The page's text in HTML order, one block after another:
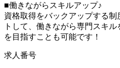
■働きながらスキルアップ♪
資格取得をバックアップする
トして、働きながら専門スキ
を目指すことも可能です！
求人番号